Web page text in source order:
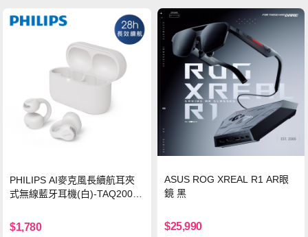
PHILIPS AI麥克風長續航耳夾
式無線藍牙耳機(白)-TAQ2000
$1,780
ASUS ROG XREAL R1 AR眼
鏡 黑
$25,990